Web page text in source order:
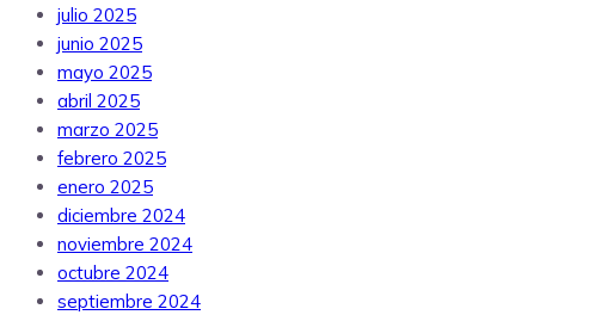
julio 2025
junio 2025
mayo 2025
abril 2025
marzo 2025
febrero 2025
enero 2025
diciembre 2024
noviembre 2024
octubre 2024
septiembre 2024